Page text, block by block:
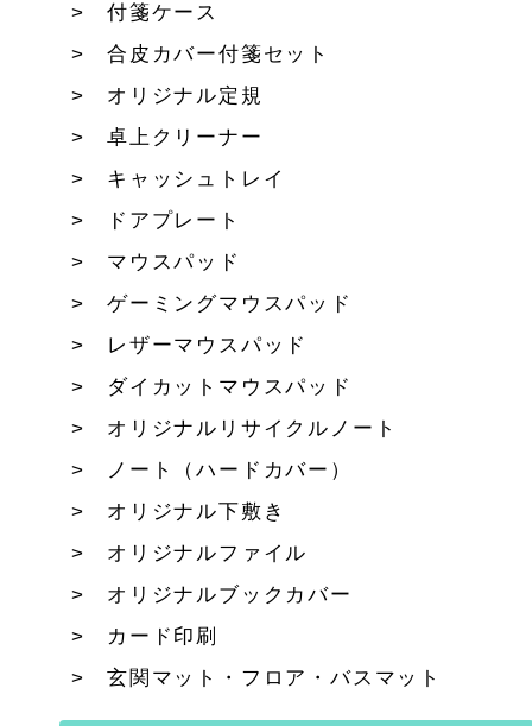
付箋ケース
合皮カバー付箋セット
オリジナル定規
卓上クリーナー
キャッシュトレイ
ドアプレート
マウスパッド
ゲーミングマウスパッド
レザーマウスパッド
ダイカットマウスパッド
オリジナルリサイクルノート
ノート（ハードカバー）
オリジナル下敷き
オリジナルファイル
オリジナルブックカバー
カード印刷
玄関マット・フロア・バスマット